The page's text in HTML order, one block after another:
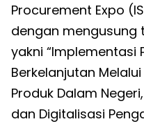
Procurement Expo
dengan
yakni “Implementasi
Berkelanjutan
Produk Dalam
dan Digitalisasi